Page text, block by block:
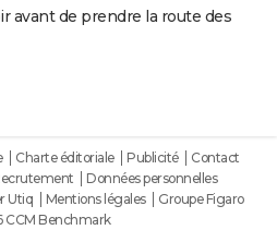
avant de prendre la route des
Charte éditoriale Publicité
Contact
Données personnelles
Utiq Mentions légales
Groupe Figaro
CCM Benchmark